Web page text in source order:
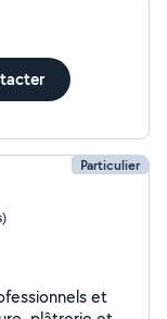
Particulier
et